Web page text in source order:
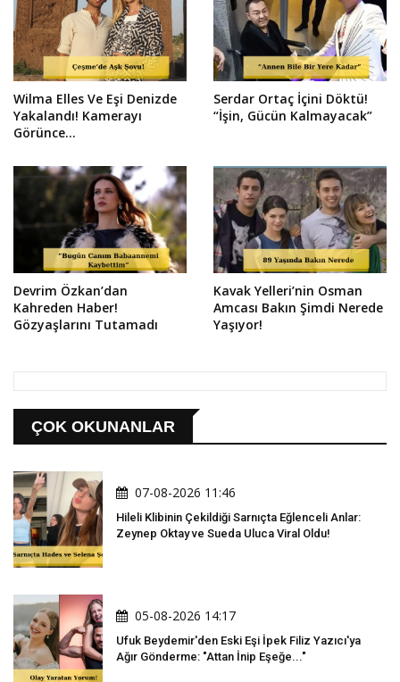
Wilma Elles Ve Eşi Denizde
Yakalandı! Kamerayı
Görünce...
Serdar Ortaç İçini Döktü!
“İşin, Gücün Kalmayacak”
Devrim Özkan’dan
Kahreden Haber!
Gözyaşlarını Tutamadı
Kavak Yelleri’nin Osman
Amcası Bakın Şimdi Nerede
Yaşıyor!
ÇOK OKUNANLAR
07-08-2026 11:46
Hileli Klibinin Çekildiği Sarnıçta Eğlenceli Anlar:
Zeynep Oktay ve Sueda Uluca Viral Oldu!
05-08-2026 14:17
Ufuk Beydemir'den Eski Eşi İpek Filiz Yazıcı'ya
Ağır Gönderme: "Attan İnip Eşeğe..."